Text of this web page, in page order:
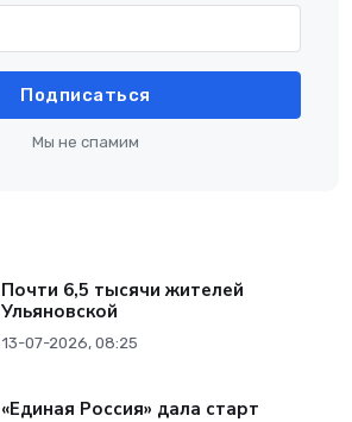
Подписаться
Мы не спамим
Почти 6,5 тысячи жителей
Ульяновской
13-07-2026, 08:25
«Единая Россия» дала старт